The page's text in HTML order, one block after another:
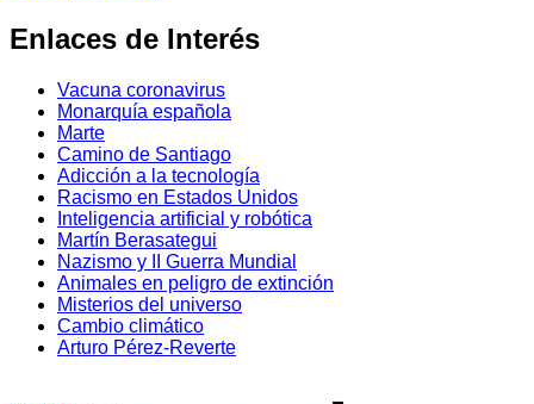
Enlaces de Interés
Vacuna coronavirus
Monarquía española
Marte
Camino de Santiago
Adicción a la tecnología
Racismo en Estados Unidos
Inteligencia artificial y robótica
Martín Berasategui
Nazismo y II Guerra Mundial
Animales en peligro de extinción
Misterios del universo
Cambio climático
Arturo Pérez-Reverte